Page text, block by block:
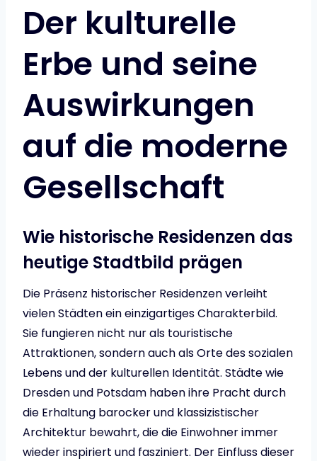
Der kulturelle
Erbe und seine
Auswirkungen
auf die moderne
Gesellschaft
Wie historische Residenzen das
heutige Stadtbild prägen
Die Präsenz historischer Residenzen verleiht
vielen Städten ein einzigartiges Charakterbild.
Sie fungieren nicht nur als touristische
Attraktionen, sondern auch als Orte des sozialen
Lebens und der kulturellen Identität. Städte wie
Dresden und Potsdam haben ihre Pracht durch
die Erhaltung barocker und klassizistischer
Architektur bewahrt, die die Einwohner immer
wieder inspiriert und fasziniert. Der Einfluss dieser